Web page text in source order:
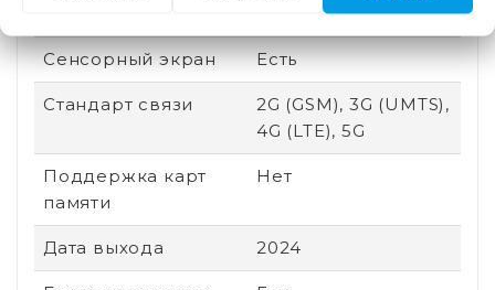
Сенсорный экран Есть
Стандарт связи
2G (GSM), 3G (UMTS),
4G (LTE), 5G
Поддержка карт
памяти
Нет
Дата выхода 2024